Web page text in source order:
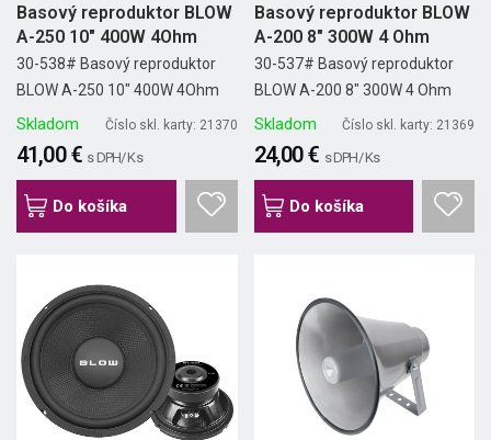
Basový reproduktor BLOW
A-250 10" 400W 4Ohm
30-538# Basový reproduktor
BLOW A-250 10" 400W 4Ohm
Skladom Číslo skl. karty: 21370
41,00 € s DPH/ Ks
Do košíka
Basový reproduktor BLOW
A-200 8" 300W 4 Ohm
30-537# Basový reproduktor
BLOW A-200 8" 300W 4 Ohm
Skladom Číslo skl. karty: 21369
24,00 € s DPH/ Ks
Do košíka